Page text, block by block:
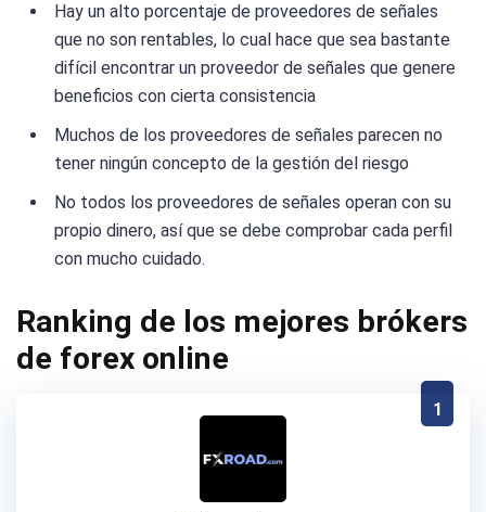
Hay un alto porcentaje de proveedores de señales
que no son rentables, lo cual hace que sea bastante
difícil encontrar un proveedor de señales que genere
beneficios con cierta consistencia
Muchos de los proveedores de señales parecen no
tener ningún concepto de la gestión del riesgo
No todos los proveedores de señales operan con su
propio dinero, así que se debe comprobar cada perfil
con mucho cuidado.
Ranking de los mejores brókers
de forex online
1